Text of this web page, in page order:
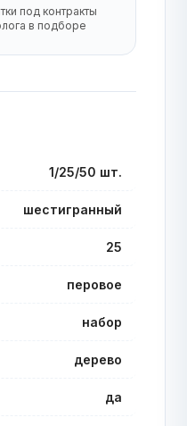
под контракты
в подборе
1/25/50 шт.
шестигранный
25
перовое
набор
дерево
да